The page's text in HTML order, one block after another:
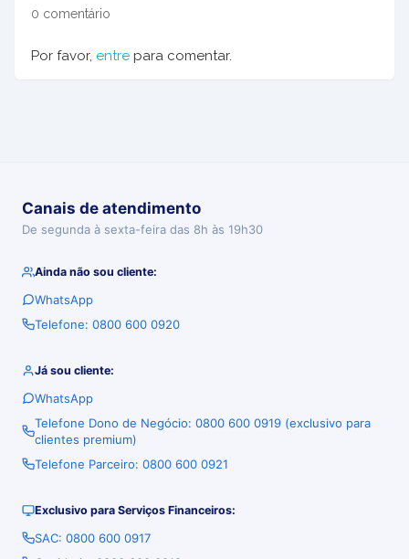
0 comentário
Por favor, entre para comentar.
Canais de atendimento
De segunda à sexta-feira das 8h às 19h30
Ainda não sou cliente:
WhatsApp
Telefone: 0800 600 0920
Já sou cliente:
WhatsApp
Telefone Dono de Negócio: 0800 600 0919 (exclusivo para
clientes premium)
Telefone Parceiro: 0800 600 0921
Exclusivo para Serviços Financeiros:
SAC: 0800 600 0917